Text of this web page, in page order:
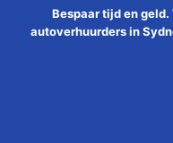
Bespaar tijd en
autoverhuurders in